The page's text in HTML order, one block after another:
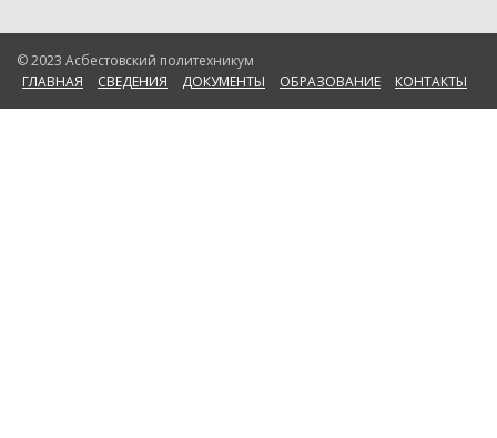
© 2023 Асбестовский политехникум
ГЛАВНАЯ
СВЕДЕНИЯ ДОКУМЕНТЫ ОБРАЗОВАНИЕ КОНТАКТЫ